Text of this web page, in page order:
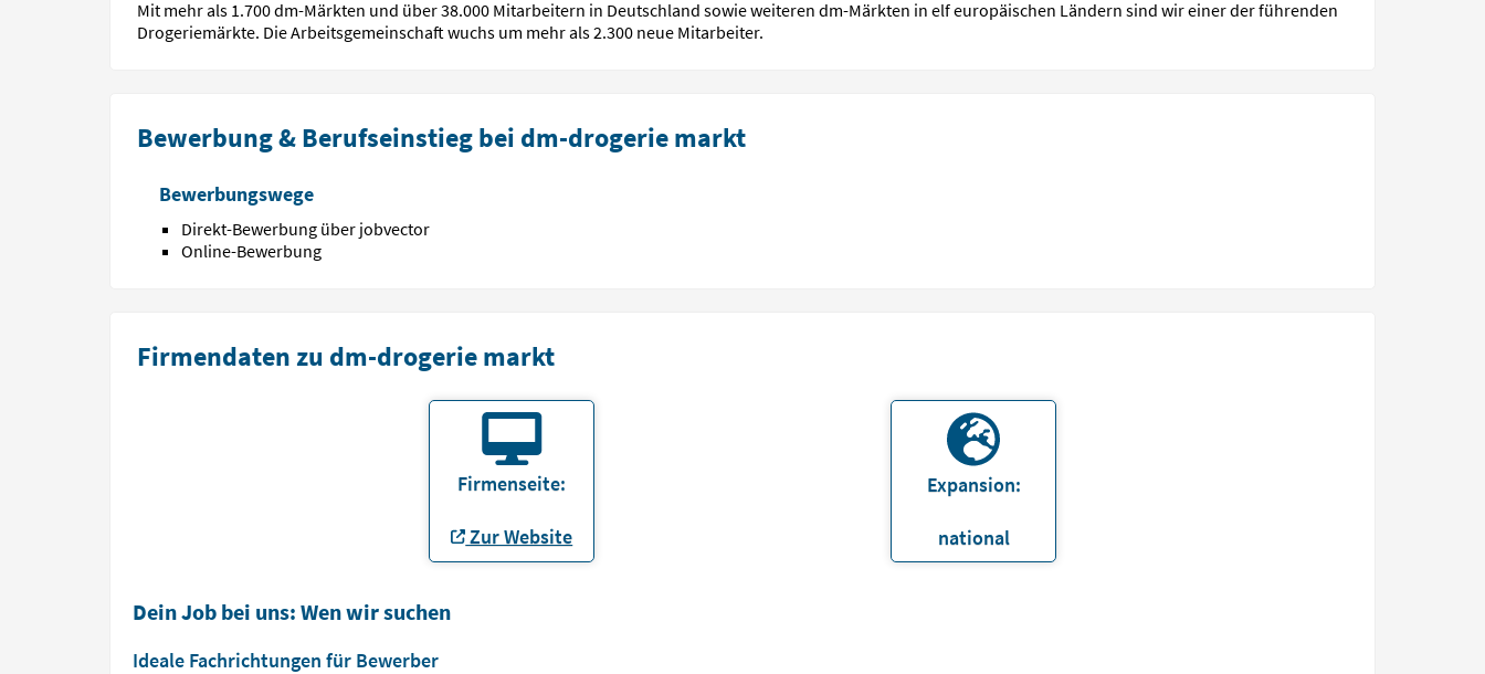
Mit mehr als 1.700 dm-Märkten und über 38.000 Mitarbeitern in Deutschland sowie weiteren dm-Märkten in elf europäischen Ländern sind wir einer der führenden
Drogeriemärkte. Die Arbeitsgemeinschaft wuchs um mehr als 2.300 neue Mitarbeiter.
Bewerbung & Berufseinstieg bei dm-drogerie markt
Bewerbungswege
Direkt-Bewerbung über jobvector
Online-Bewerbung
Firmendaten zu dm-drogerie markt
Firmenseite:
Zur Website
Expansion:
national
Dein Job bei uns: Wen wir suchen
Ideale Fachrichtungen für Bewerber